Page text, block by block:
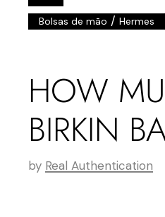
Bolsas de mão /Hermes
HOW
BIRKIN
by Real Authentication